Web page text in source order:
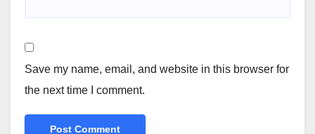
Save my name, email, and website in this browser for
the next time I comment.